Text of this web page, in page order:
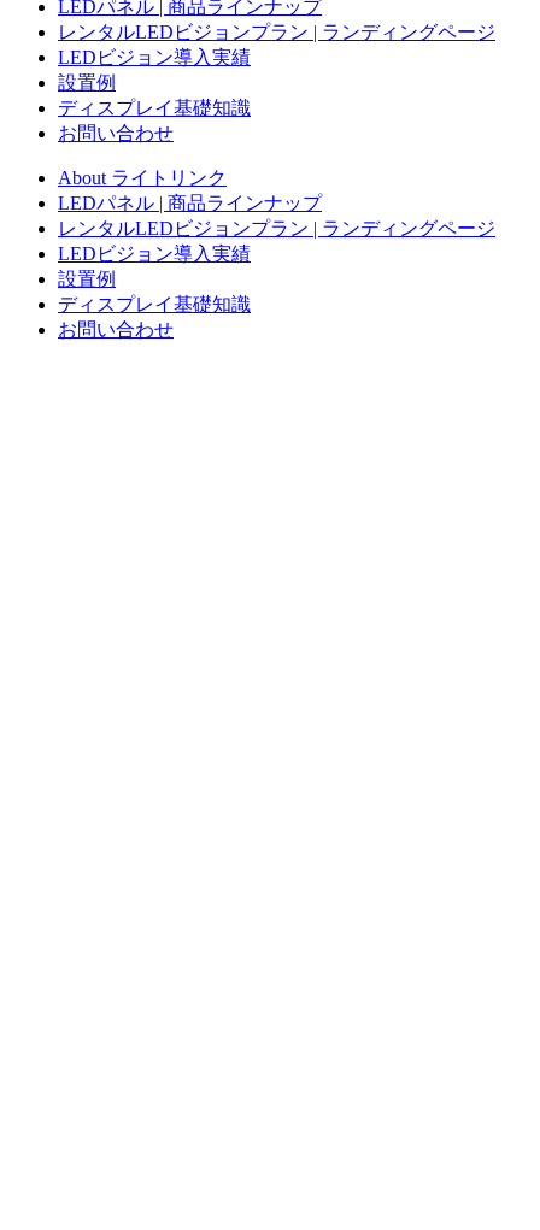
LEDパネル | 商品ラインナップ
レンタルLEDビジョンプラン | ランディングページ
LEDビジョン導入実績
設置例
ディスプレイ基礎知識
お問い合わせ
About ライトリンク
LEDパネル | 商品ラインナップ
レンタルLEDビジョンプラン | ランディングページ
LEDビジョン導入実績
設置例
ディスプレイ基礎知識
お問い合わせ